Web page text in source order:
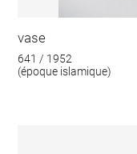
vase
641 / 1952
(époque islamique)